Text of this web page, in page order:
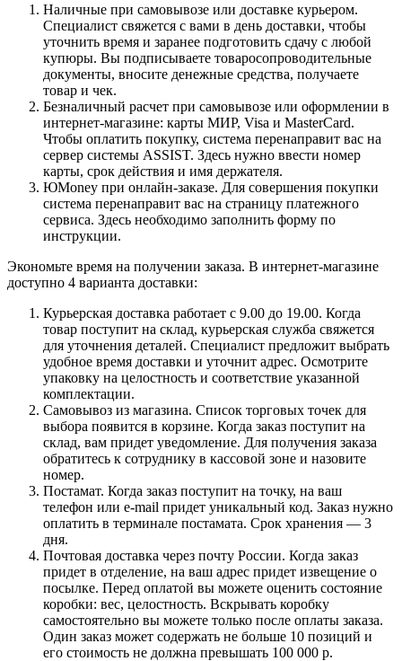
Наличные при самовывозе или доставке курьером.
Специалист свяжется с вами в день доставки, чтобы
уточнить время и заранее подготовить сдачу с любой
купюры. Вы подписываете товаросопроводительные
документы, вносите денежные средства, получаете
товар и чек.
Безналичный расчет при самовывозе или оформлении в
интернет-магазине: карты МИР, Visa и MasterCard.
Чтобы оплатить покупку, система перенаправит вас на
сервер системы ASSIST. Здесь нужно ввести номер
карты, срок действия и имя держателя.
ЮMoney при онлайн-заказе. Для совершения покупки
система перенаправит вас на страницу платежного
сервиса. Здесь необходимо заполнить форму по
инструкции.
Экономьте время на получении заказа. В интернет-магазине
доступно 4 варианта доставки:
Курьерская доставка работает с 9.00 до 19.00. Когда
товар поступит на склад, курьерская служба свяжется
для уточнения деталей. Специалист предложит выбрать
удобное время доставки и уточнит адрес. Осмотрите
упаковку на целостность и соответствие указанной
комплектации.
Самовывоз из магазина. Список торговых точек для
выбора появится в корзине. Когда заказ поступит на
склад, вам придет уведомление. Для получения заказа
обратитесь к сотруднику в кассовой зоне и назовите
номер.
Постамат. Когда заказ поступит на точку, на ваш
телефон или e-mail придет уникальный код. Заказ нужно
оплатить в терминале постамата. Срок хранения — 3
дня.
Почтовая доставка через почту России. Когда заказ
придет в отделение, на ваш адрес придет извещение о
посылке. Перед оплатой вы можете оценить состояние
коробки: вес, целостность. Вскрывать коробку
самостоятельно вы можете только после оплаты заказа.
Один заказ может содержать не больше 10 позиций и
его стоимость не должна превышать 100 000 р.